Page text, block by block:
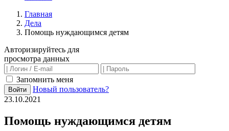
Главная
Дела
Помощь нуждающимся детям
Авторизируйтесь для
просмотра данных
Запомнить меня
Войти
Новый пользователь?
23.10.2021
Помощь нуждающимся детям